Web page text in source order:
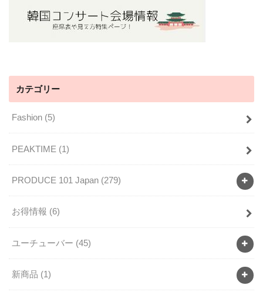
カテゴリー
Fashion (5)
PEAKTIME (1)
PRODUCE 101 Japan (279)
お得情報 (6)
ユーチューバー (45)
新商品 (1)